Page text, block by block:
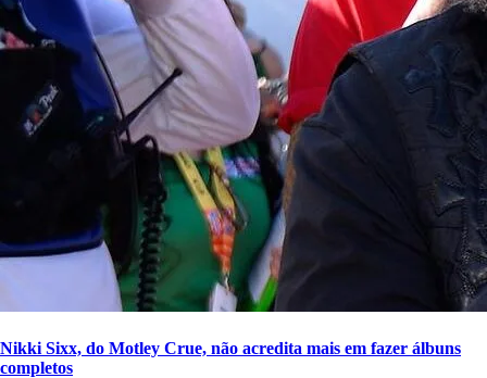
Nikki Sixx, do Motley Crue, não acredita mais em fazer álbuns
completos